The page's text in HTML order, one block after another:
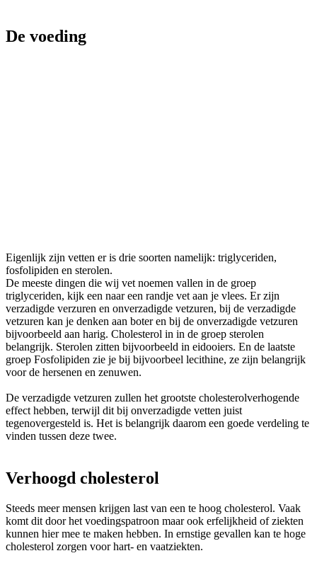
De voeding
Eigenlijk zijn vetten er is drie soorten namelijk: triglyceriden,
fosfolipiden en sterolen.
De meeste dingen die wij vet noemen vallen in de groep
triglyceriden, kijk een naar een randje vet aan je vlees. Er zijn
verzadigde verzuren en onverzadigde vetzuren, bij de verzadigde
vetzuren kan je denken aan boter en bij de onverzadigde vetzuren
bijvoorbeeld aan harig. Cholesterol in in de groep sterolen
belangrijk. Sterolen zitten bijvoorbeeld in eidooiers. En de laatste
groep Fosfolipiden zie je bij bijvoorbeel lecithine, ze zijn belangrijk
voor de hersenen en zenuwen.
De verzadigde vetzuren zullen het grootste cholesterolverhogende
effect hebben, terwijl dit bij onverzadigde vetten juist
tegenovergesteld is. Het is belangrijk daarom een goede verdeling te
vinden tussen deze twee.
Verhoogd cholesterol
Steeds meer mensen krijgen last van een te hoog cholesterol. Vaak
komt dit door het voedingspatroon maar ook erfelijkheid of ziekten
kunnen hier mee te maken hebben. In ernstige gevallen kan te hoge
cholesterol zorgen voor hart- en vaatziekten.